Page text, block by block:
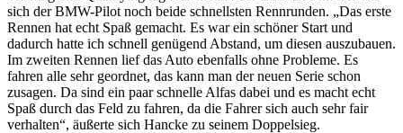
sich der BMW-Pilot noch beide schnellsten Rennrunden. „Das erste
Rennen hat echt Spaß gemacht. Es war ein schöner Start und
dadurch hatte ich schnell genügend Abstand, um diesen auszubauen.
Im zweiten Rennen lief das Auto ebenfalls ohne Probleme. Es
fahren alle sehr geordnet, das kann man der neuen Serie schon
zusagen. Da sind ein paar schnelle Alfas dabei und es macht echt
Spaß durch das Feld zu fahren, da die Fahrer sich auch sehr fair
verhalten“, äußerte sich Hancke zu seinem Doppelsieg.